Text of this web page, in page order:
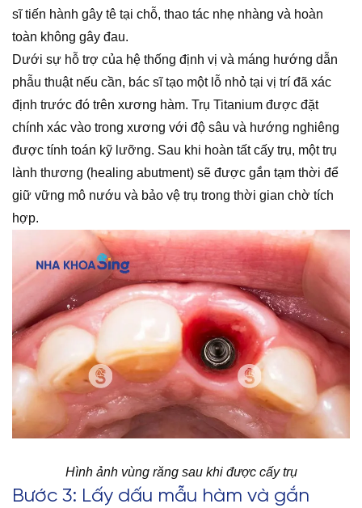
sĩ tiến hành gây tê tại chỗ, thao tác nhẹ nhàng và hoàn
toàn không gây đau.
Dưới sự hỗ trợ của hệ thống định vị và máng hướng dẫn
phẫu thuật nếu cần, bác sĩ tạo một lỗ nhỏ tại vị trí đã xác
định trước đó trên xương hàm. Trụ Titanium được đặt
chính xác vào trong xương với độ sâu và hướng nghiêng
được tính toán kỹ lưỡng. Sau khi hoàn tất cấy trụ, một trụ
lành thương (healing abutment) sẽ được gắn tạm thời để
giữ vững mô nướu và bảo vệ trụ trong thời gian chờ tích
hợp.
Hình ảnh vùng răng sau khi được cấy trụ
Bước 3: Lấy dấu mẫu hàm và gắn